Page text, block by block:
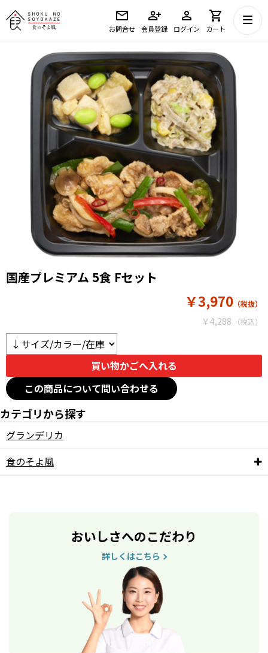
お問合せ 会員登録 ログイン カート
国産プレミアム 5食 Fセット
￥4,288
￥3,970
この商品について問い合わせる
カテゴリから探す
グランデリカ
食のそよ風
おいしさへのこだわり
詳しくはこちら